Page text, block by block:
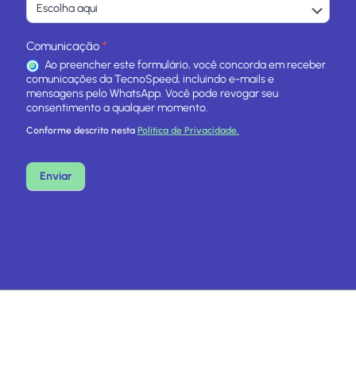
e
Comunicação *
Ao preencher este formulário, você concorda em receber
comunicações da TecnoSpeed, incluindo e-mails e
mensagens pelo WhatsApp. Você pode revogar seu
consentimento a qualquer momento.
Conforme descrito nesta Política de Privacidade.
Enviar